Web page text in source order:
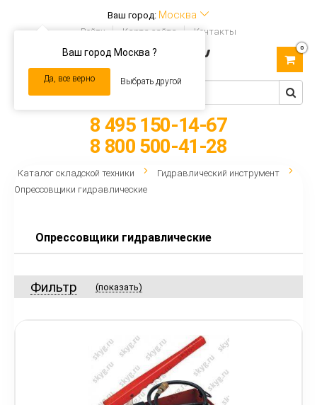
Ваш город: Москва
Ваш город Москва ?
Да, все верно Выбрать другой
Войти Карта сайта Контакты
navigation
0
8 495 150-14-67
8 800 500-41-28
Каталог складской техники
Гидравлический инструмент
Опрессовщики гидравлические
Опрессовщики гидравлические
Фильтр (показать)